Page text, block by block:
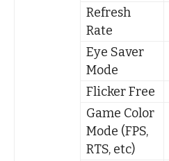
Refresh
Rate
Eye Saver
Mode
Flicker Free
Game Color
Mode (FPS,
RTS, etc)